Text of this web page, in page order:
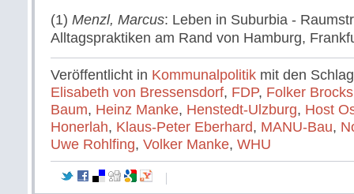
(1) Menzl, Marcus: Leben in Suburbia -
Alltagspraktiken am Rand von Hamburg,
Veröffentlicht in Kommunalpolitik mit den
Elisabeth von Bressensdorf, FDP, Folker Brocks
Baum, Heinz Manke, Henstedt-Ulzburg, Host
Honerlah, Klaus-Peter Eberhard, MANU-Bau,
Uwe Rohlfing, Volker Manke, WHU